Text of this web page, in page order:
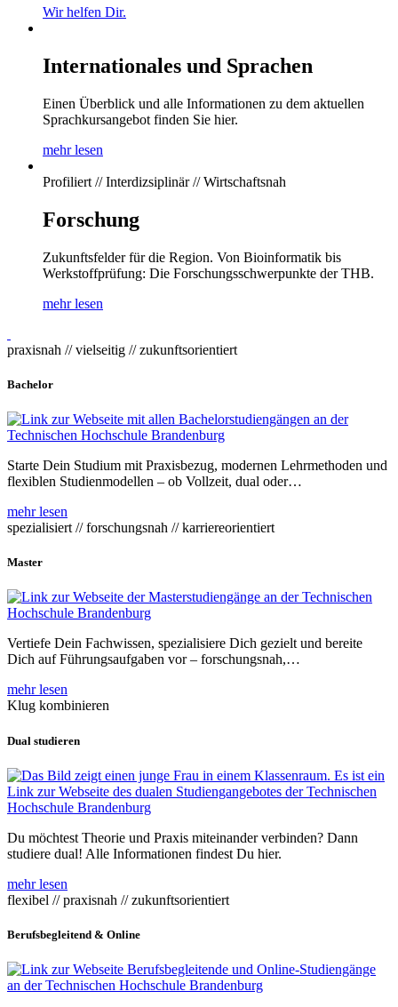
Wir helfen Dir.
Internationales und Sprachen
Einen Überblick und alle Informationen zu dem aktuellen
Sprachkursangebot finden Sie hier.
mehr lesen
Profiliert // Interdizsiplinär // Wirtschaftsnah
Forschung
Zukunftsfelder für die Region. Von Bioinformatik bis
Werkstoffprüfung: Die Forschungsschwerpunkte der THB.
mehr lesen
praxisnah // vielseitig // zukunftsorientiert
Bachelor
Starte Dein Studium mit Praxisbezug, modernen Lehrmethoden und
flexiblen Studienmodellen – ob Vollzeit, dual oder…
mehr lesen
spezialisiert // forschungsnah // karriereorientiert
Master
Vertiefe Dein Fachwissen, spezialisiere Dich gezielt und bereite
Dich auf Führungsaufgaben vor – forschungsnah,…
mehr lesen
Klug kombinieren
Dual studieren
Du möchtest Theorie und Praxis miteinander verbinden? Dann
studiere dual! Alle Informationen findest Du hier.
mehr lesen
flexibel // praxisnah // zukunftsorientiert
Berufsbegleitend & Online